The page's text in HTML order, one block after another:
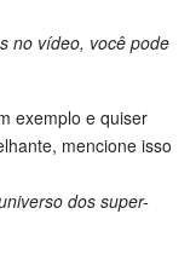
no vídeo, você pode
exemplo e quiser
mencione isso
dos super-